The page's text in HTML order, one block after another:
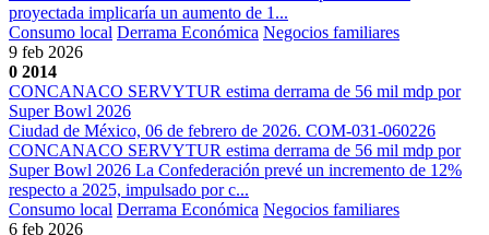
proyectada implicaría un aumento de 1...
Consumo local Derrama Económica Negocios familiares
9 feb 2026
0 2014
CONCANACO SERVYTUR estima derrama de 56 mil mdp por
Super Bowl 2026
Ciudad de México, 06 de febrero de 2026. COM-031-060226
CONCANACO SERVYTUR estima derrama de 56 mil mdp por
Super Bowl 2026 La Confederación prevé un incremento de 12%
respecto a 2025, impulsado por c...
Consumo local Derrama Económica Negocios familiares
6 feb 2026